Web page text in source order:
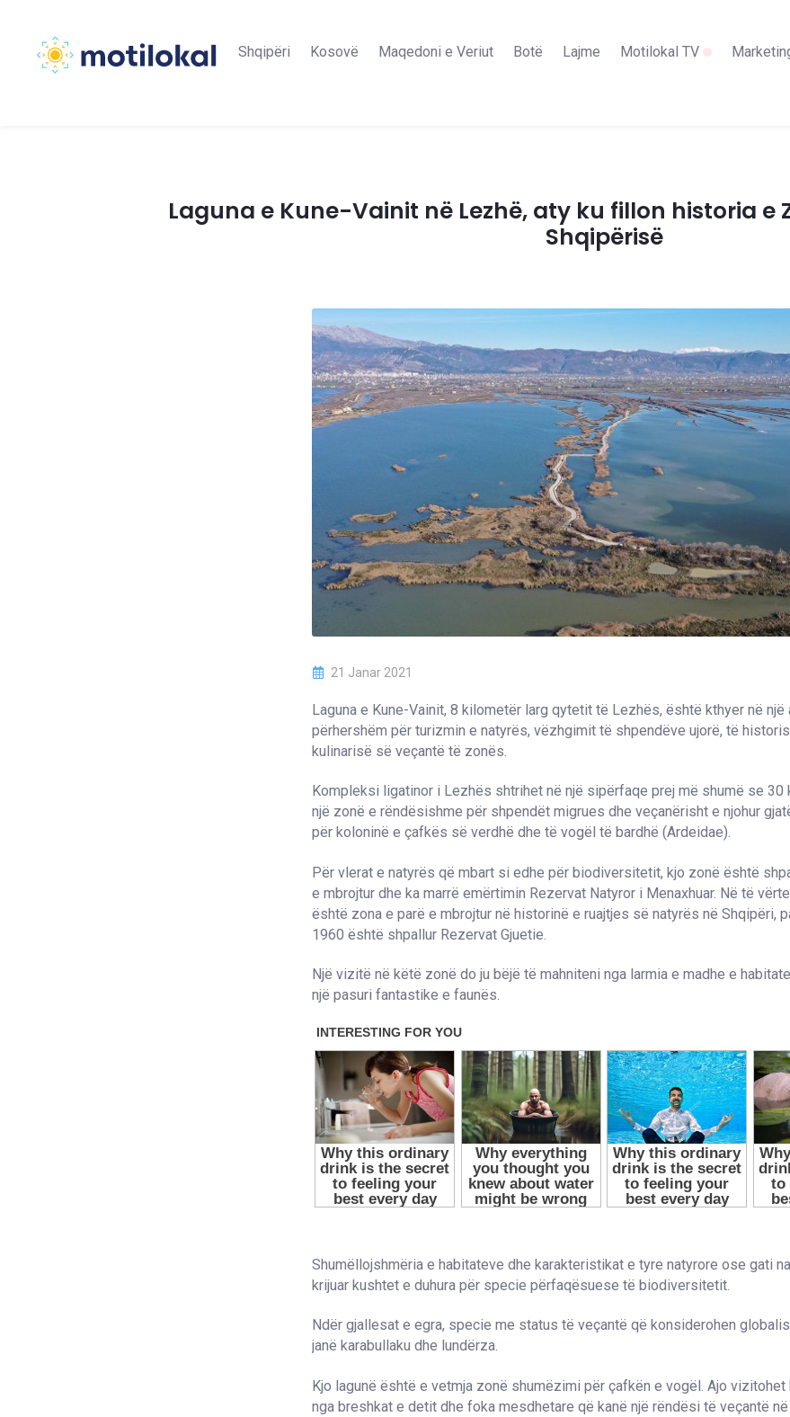
Shqipëri Kosovë Maqedoni e Veriut Botë Lajme Motilokal TV
Laguna e Kune-Vainit në Lezhë, aty ku fillon historia e
Shqipërisë
21 Janar 2021
Laguna e Kune-Vainit, 8 kilometër larg qytetit të Lezhës, është kthyer në një
përhershëm për turizmin e natyrës, vëzhgimit të shpendëve ujorë, të
kulinarisë së veçantë të zonës.
Kompleksi ligatinor i Lezhës shtrihet në një sipërfaqe prej më shumë se 30
një zonë e rëndësishme për shpendët migrues dhe veçanërisht e njohur
për koloninë e çafkës së verdhë dhe të vogël të bardhë (Ardeidae).
Për vlerat e natyrës që mbart si edhe për biodiversitetit, kjo zonë është
e mbrojtur dhe ka marrë emërtimin Rezervat Natyror i Menaxhuar. Në të
është zona e parë e mbrojtur në historinë e ruajtjes së natyrës në Shqipëri,
1960 është shpallur Rezervat Gjuetie.
Një vizitë në këtë zonë do ju bëjë të mahniteni nga larmia e madhe e
një pasuri fantastike e faunës.
Shumëllojshmëria e habitateve dhe karakteristikat e tyre natyrore ose gati
krijuar kushtet e duhura për specie përfaqësuese të biodiversitetit.
Ndër gjallesat e egra, specie me status të veçantë që konsiderohen
janë karabullaku dhe lundërza.
Kjo lagunë është e vetmja zonë shumëzimi për çafkën e vogël. Ajo vizitohet
nga breshkat e detit dhe foka mesdhetare që kanë një rëndësi të veçantë